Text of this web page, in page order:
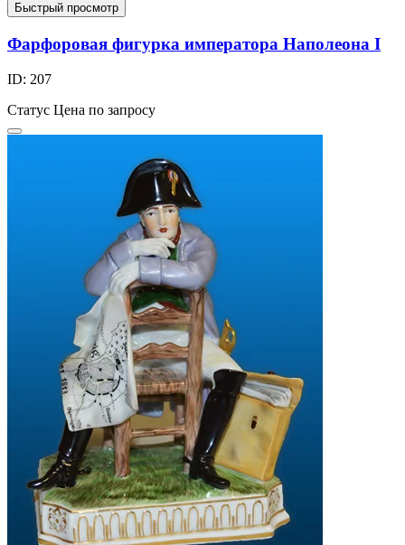
Быстрый просмотр
Фарфоровая фигурка императора Наполеона I
ID: 207
Статус Цена по запросу